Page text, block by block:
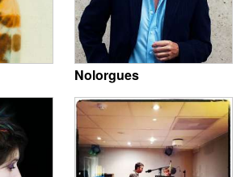
Nolorgues